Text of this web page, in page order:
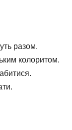
разом.
колоритом.